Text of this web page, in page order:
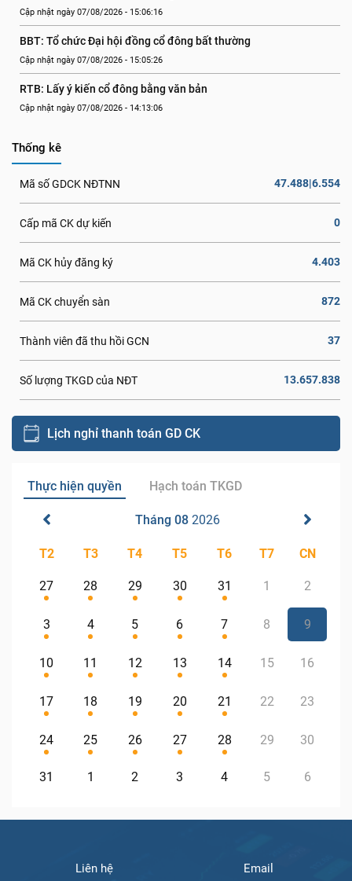
Cập nhật ngày 07/08/2026 - 15:06:16
BBT: Tổ chức Đại hội đồng cổ đông bất thường
Cập nhật ngày 07/08/2026 - 15:05:26
RTB: Lấy ý kiến cổ đông bằng văn bản
Cập nhật ngày 07/08/2026 - 14:13:06
Thống kê
Mã số GDCK NĐTNN 47.488|6.554
Cấp mã CK dự kiến 0
Mã CK hủy đăng ký 4.403
Mã CK chuyển sàn 872
Thành viên đã thu hồi GCN 37
Số lượng TKGD của NĐT 13.657.838
Lịch nghỉ thanh toán GD CK
Thực hiện quyền Hạch toán TKGD
Tháng 08 2026
T2 T3 T4 T5 T6 T7 CN
27 28 29 30 31 1 2
3 4 5 6 7 8 9
10 11 12 13 14 15 16
17 18 19 20 21 22 23
24 25 26 27 28 29 30
31 1 2 3 4 5 6
Liên hệ Email